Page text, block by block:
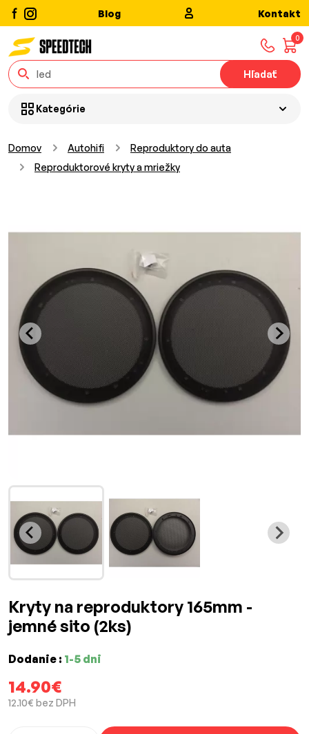
Blog Kontakt
0
Hľadať
Kategórie
Domov Autohifi
Reproduktory do auta
Reproduktorové kryty a mriežky
Kryty na reproduktory 165mm -
jemné sito (2ks)
Dodanie : 1-5 dni
14.90€
12.10€ bez DPH